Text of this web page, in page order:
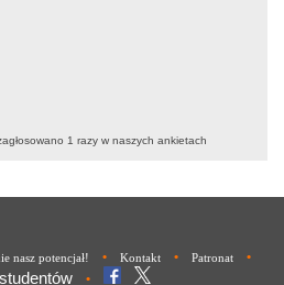
1 razy w naszych ankietach
nasz potencjał! • Kontakt • Patronat •
•